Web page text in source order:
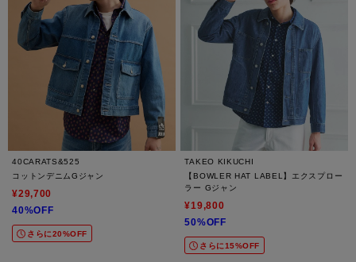
40CARATS&525
コットンデニムGジャン
¥29,700
40%OFF
さらに20%OFF
TAKEO KIKUCHI
【BOWLER HAT LABEL】エクスプロー
ラー Gジャン
¥19,800
50%OFF
さらに15%OFF